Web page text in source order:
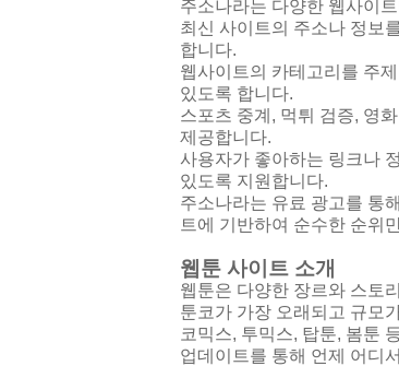
주소나라는 다양한 웹사이
최신 사이트의 주소나 정보
합니다.
웹사이트의 카테고리를 주
있도록 합니다.
스포츠 중계, 먹튀 검증, 영
제공합니다.
사용자가 좋아하는 링크나
있도록 지원합니다.
주소나라는 유료 광고를 통
트에 기반하여 순수한 순위
웹툰 사이트 소개
웹툰은 다양한 장르와 스토
툰코가 가장 오래되고 규모
코믹스, 투믹스, 탑툰, 봄툰
업데이트를 통해 언제 어디